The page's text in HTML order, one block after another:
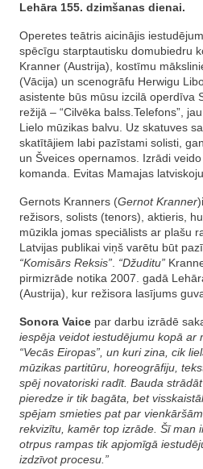
Lehāra 155. dzimšanas dienai.
Operetes teātris aicinājis
spēcīgu starptautisku domubiedru
Kranner (Austrija), kostīmu
(Vācija) un scenogrāfu Herwigu
asistente būs mūsu izcilā operdīva
režijā – “Cilvēka balss.Telefons”,
Lielo mūzikas balvu. Uz skatuves
skatītājiem labi pazīstami solisti,
un Šveices opernamos. Izrādi
komanda. Evitas Mamajas
Gernots Kranners (Gernot Kranner
režisors, solists (tenors), aktieris,
mūzikla jomas speciālists ar plašu
Latvijas publikai viņš varētu būt
“Komisārs Reksis” “Džuditu”
pirmizrāde notika 2007. gadā
(Austrija), kur režisora lasījums
Sonora Vaice par darbu izrādē
iespēja veidot iestudējumu kopā ar
“Vecās Eiropas”, un kuri zina, cik
mūzikas partitūru, horeogrāfiju,
spēj novatoriski radīt. Bauda
pieredze ir tik bagāta, bet
spējam smieties pat par
rekvizītu, kamēr top izrāde. Šī man
otrpus rampas tik apjomīgā
izdzīvot procesu.”